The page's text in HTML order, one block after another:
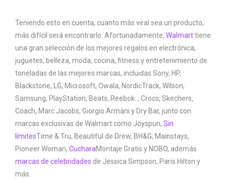
Teniendo esto en cuenta, cuanto más viral sea un producto,
más difícil será encontrarlo. Afortunadamente, Walmarttiene
una gran selección de los mejores regalos en electrónica,
juguetes, belleza, moda, cocina, fitness y entretenimiento de
toneladas de las mejores marcas, incluidas Sony, HP,
Blackstone, LG, Microsoft, Owala, NordicTrack, Wilson,
Samsung, PlayStation, Beats, Reebok. , Crocs, Skechers,
Coach, Marc Jacobs, Giorgio Armani y Dry Bar, junto con
marcas exclusivas de Walmart como Joyspun, Sin
límitesTime & Tru, Beautiful de Drew, BH&G, Mainstays,
Pioneer Woman, CucharaMontaje Gratis y NOBO, además
marcas de celebridades de Jessica Simpson, Paris Hilton y
más.